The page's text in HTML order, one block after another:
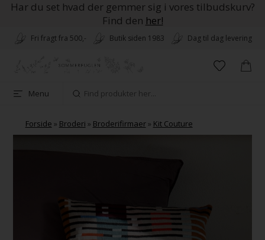
Har du set hvad der gemmer sig i vores tilbudskurv?
Find den her!
Fri fragt fra 500,- Butik siden 1983 Dag til dag levering
Menu
Forside » Broderi » Broderifirmaer» Kit Couture